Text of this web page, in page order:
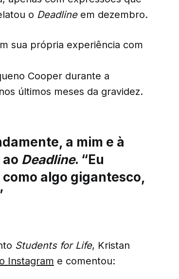
o Deadlineem dezembro.
sua própria experiência com
Cooper durante a
últimos meses da gravidez.
a mim e à
Deadline. “Eu
algo gigantesco,
Students for Life, Kristan
Instagram e comentou: